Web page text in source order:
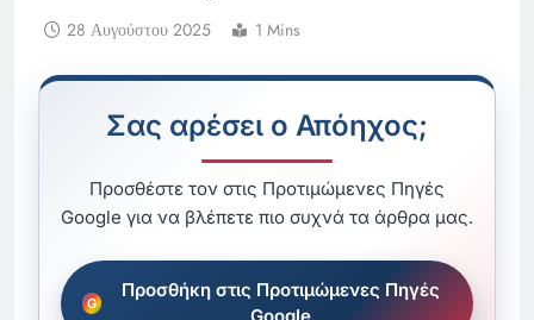
28 Αυγούστου 2025 1 Mins
Σας αρέσει ο Απόηχος;
Προσθέστε τον στις Προτιμώμενες Πηγές
Google για να βλέπετε πιο συχνά τα άρθρα μας.
Προσθήκη στις Προτιμώμενες Πηγές